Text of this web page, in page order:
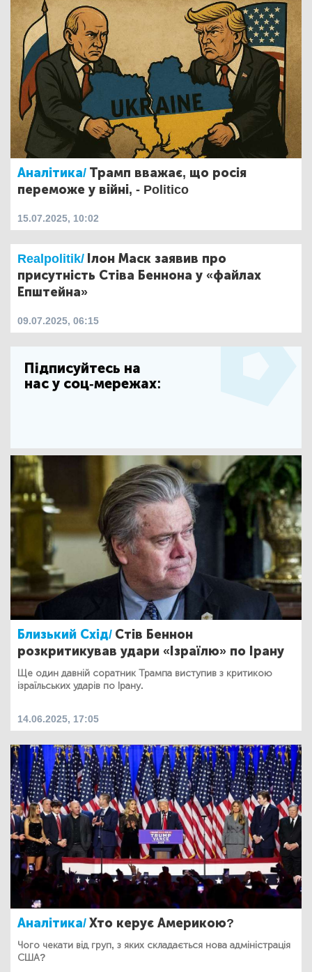
Аналітика/ Трамп вважає, що росія
переможе у війні, - Politico
15.07.2025, 10:02
Realpolitik/ Ілон Маск заявив про
присутність Стіва Беннона у «файлах
Епштейна»
09.07.2025, 06:15
Підписуйтесь на
нас у соц-мережах:
Близький Схід/ Стів Беннон
розкритикував удари «Ізраїлю» по Ірану
Ще один давній соратник Трампа виступив з критикою
ізраїльських ударів по Ірану.
14.06.2025, 17:05
Аналітика/Хто керує Америкою?
Чого чекати від груп, з яких складається нова адміністрація
США?